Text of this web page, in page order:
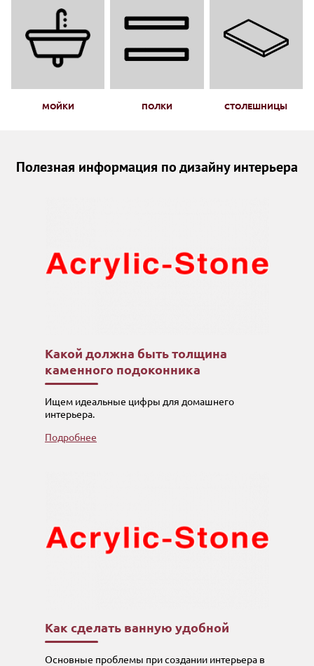
МОЙКИ ПОЛКИ СТОЛЕШНИЦЫ
Полезная информация по дизайну интерьера
Какой должна быть толщина
каменного подоконника
Ищем идеальные цифры для домашнего
интерьера.
Подробнее
Как сделать ванную удобной
Основные проблемы при создании интерьера в